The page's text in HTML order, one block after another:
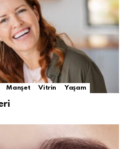
Manşet Vitrin Yaşam